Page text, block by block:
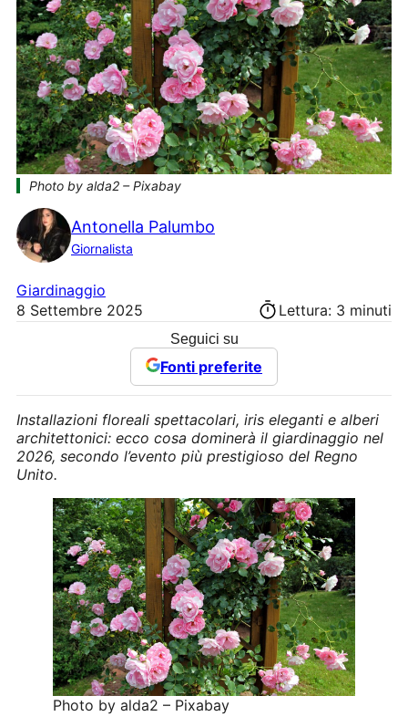
Photo by alda2 – Pixabay
Antonella Palumbo
Giornalista
Giardinaggio
8 Settembre 2025
Lettura: 3 minuti
Seguici su
Fonti preferite
Installazioni floreali spettacolari, iris eleganti e alberi
architettonici: ecco cosa dominerà il giardinaggio nel
2026, secondo l’evento più prestigioso del Regno
Unito.
Photo by alda2 – Pixabay